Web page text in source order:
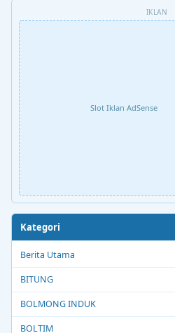
IKLAN
Slot Iklan AdSense
Kategori
Berita Utama
BITUNG
BOLMONG INDUK
BOLTIM